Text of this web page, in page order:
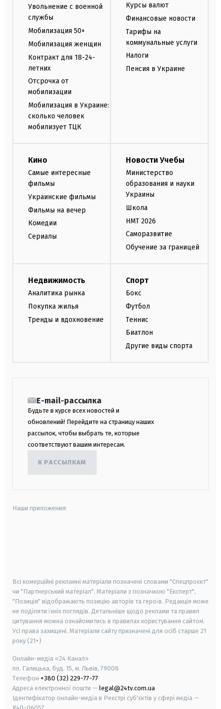
Увольнение с военной
службы
Мобилизация 50+
Мобилизация женщин
Контракт для 18-24-
летних
Отсрочка от
мобилизации
Мобилизация в Украине:
сколько человек
мобилизует ТЦК
Курсы валют
Финансовые новости
Тарифы на
коммунальные услуги
Налоги
Пенсия в Украине
Кино
Самые интересные
фильмы
Украинские фильмы
Фильмы на вечер
Комедии
Сериалы
Новости Учебы
Министерство
образования и науки
Украины
Школа
НМТ 2026
Саморазвитие
Обучение за границей
Недвижимость
Аналитика рынка
Покупка жилья
Тренды и вдохновение
Спорт
Бокс
Футбол
Теннис
Биатлон
Другие виды спорта
E-mail-рассылка
Будьте в курсе всех новостей и
обновлений! Перейдите на страницу наших
рассылок, чтобы выбрать те, которые
соответствуют вашим интересам.
К РАССЫЛКАМ
Наши приложения:
Всі комерційні рекламні матеріали позначені словами "Спецпроєкт"
чи "Партнерський матеріал". Матеріали з позначкою "Експерт",
"Позиція" відображають позицію авторів та героїв. Редакція може
не поділяти їхніх поглядів. Детальніше щодо реклами та правил
цитування можна ознайомитись в правилах користування сайтом.
Усі права захищені. Матеріали сайту призначені для осіб старше 21
року (21+)
Онлайн-медіа «24 Канал»
пл. Галицька, буд. 15, м. Львів, 79008
Телефон +380 (32) 229-77-77
Адреса електронної пошти — legal@24tv.com.ua
Ідентифікатор онлайн-медіа в Реєстрі суб'єктів у сфері медіа —